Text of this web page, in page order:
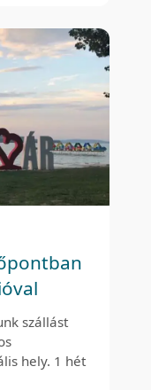
szállást
hely. 1 hét